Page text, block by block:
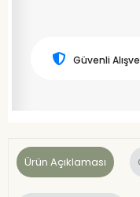
Güvenli
Ürün Açıklaması